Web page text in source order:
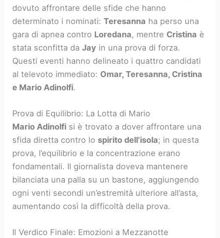
dovuto affrontare delle sfide che hanno
determinato i nominati:Teresanna ha perso una
gara di apnea contro Loredana, mentre Cristina è
stata sconfitta daJay in una prova di forza.
Questi eventi hanno delineato i quattro candidati
al televoto immediato: Omar, Teresanna, Cristina
e Mario Adinolfi.
Prova di Equilibrio: La Lotta di Mario
Mario Adinolfi si è trovato a dover affrontare una
sfida diretta contro lo spirito dell’isola; in questa
prova, l’equilibrio e la concentrazione erano
fondamentali. Il giornalista doveva mantenere
bilanciata una palla su un bastone, aggiungendo
ogni venti secondi un’estremità ulteriore all’asta,
aumentando così la difficoltà della prova.
Il Verdico Finale: Emozioni a Mezzanotte